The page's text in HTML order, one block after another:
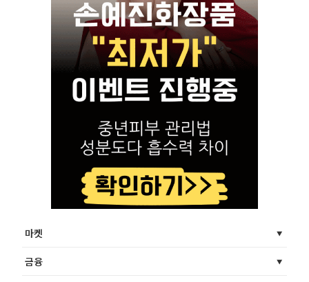
마켓
금융